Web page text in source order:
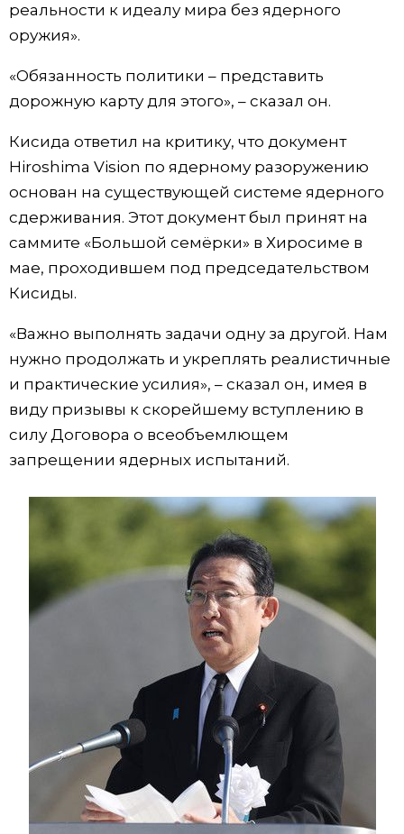
Экономика
Культура
Жизнь
Технологии
Токио
Семья
реальности к идеалу мира без ядерного
оружия».
«Обязанность политики – представить
дорожную карту для этого», – сказал он.
Кисида ответил на критику, что документ
Hiroshima Vision по ядерному разоружению
основан на существующей системе ядерного
сдерживания. Этот документ был принят на
саммите «Большой семёрки» в Хиросиме в
мае, проходившем под председательством
Кисиды.
«Важно выполнять задачи одну за другой. Нам
нужно продолжать и укреплять реалистичные
и практические усилия», – сказал он, имея в
виду призывы к скорейшему вступлению в
силу Договора о всеобъемлющем
запрещении ядерных испытаний.